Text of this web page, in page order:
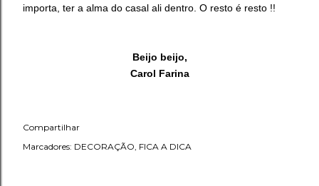
importa, ter a alma do casal ali dentro. O resto é resto !!
Beijo beijo,
Carol Farina
Compartilhar
Marcadores: DECORAÇÃO FICA A DICA